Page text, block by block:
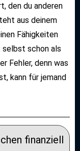
den du anderen
aus deinem
Fähigkeiten
selbst schon als
Fehler, denn was
kann für jemand
finanziell